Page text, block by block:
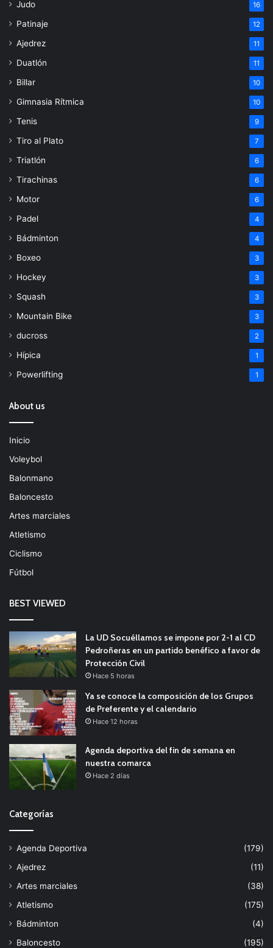
Judo 16
Patinaje 12
Ajedrez 11
Duatlón 11
Billar 10
Gimnasia Rítmica 10
Tenis 9
Tiro al Plato 7
Triatlón 6
Tirachinas 6
Motor 6
Padel 4
Bádminton 4
Boxeo 3
Hockey 3
Squash 3
Mountain Bike 3
ducross 2
Hípica 1
Powerlifting 1
About us
Inicio
Voleybol
Balonmano
Baloncesto
Artes marciales
Atletismo
Ciclismo
Fútbol
BEST VIEWED
La UD Socuéllamos se impone por 2-1 al CD
Pedroñeras en un partido benéfico a favor de
Protección Civil
Hace 5 horas
Ya se conoce la composición de los Grupos
de Preferente y el calendario
Hace 12 horas
Agenda deportiva del fin de semana en
nuestra comarca
Hace 2 días
Categorías
Agenda Deportiva
(179)
Ajedrez
(11)
Artes marciales
(38)
Atletismo
(175)
Bádminton
(4)
Baloncesto
(195)